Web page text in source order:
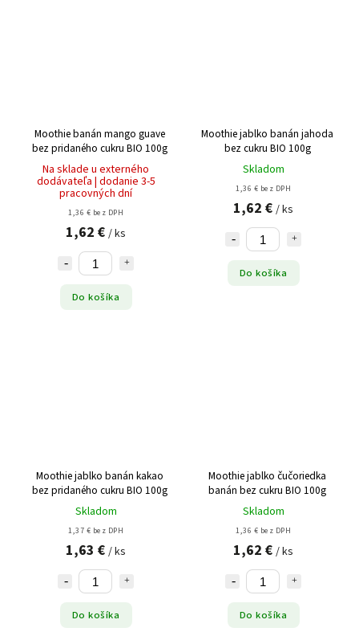
Moothie banán mango guave
bez pridaného cukru BIO 100g
Na sklade u externého
dodávateľa | dodanie 3-5
pracovných dní
1,36 € bez DPH
1,62 € / ks
Do košíka
Moothie jablko banán jahoda
bez cukru BIO 100g
Skladom
1,36 € bez DPH
1,62 € / ks
Do košíka
Moothie jablko banán kakao
bez pridaného cukru BIO 100g
Skladom
1,37 € bez DPH
1,63 € / ks
Do košíka
Moothie jablko čučoriedka
banán bez cukru BIO 100g
Skladom
1,36 € bez DPH
1,62 € / ks
Do košíka